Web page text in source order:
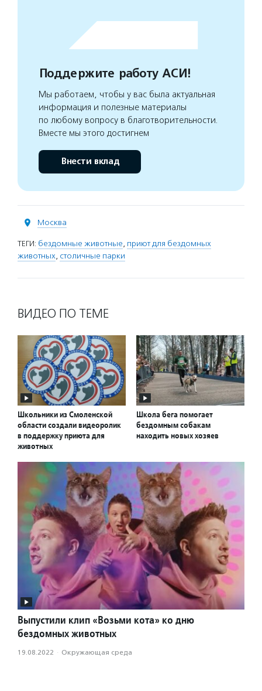
Поддержите работу АСИ!
Мы работаем, чтобы у вас была актуальная
информация и полезные материалы
по любому вопросу в благотворительности.
Вместе мы этого достигнем
Внести вклад
Москва
ТЕГИ: бездомные животные, приют для бездомных
животных, столичные парки
ВИДЕО ПО ТЕМЕ
Школьники из Смоленской
области создали видеоролик
в поддержку приюта для
животных
Школа бега помогает
бездомным собакам
находить новых хозяев
Выпустили клип «Возьми кота» ко дню
бездомных животных
19.08.2022 · Окружающая среда